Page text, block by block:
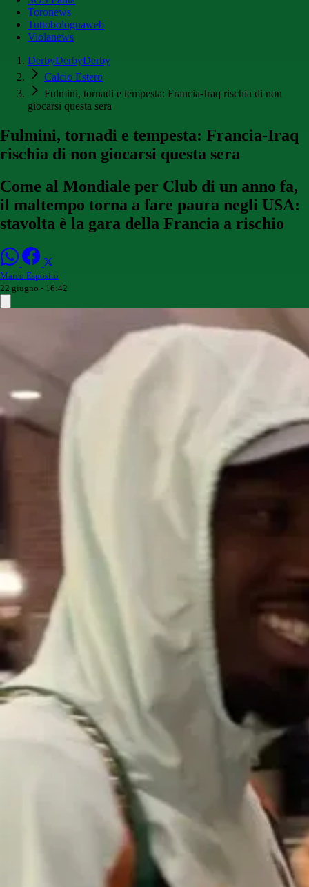
Toronews
Tuttobolognaweb
Violanews
DerbyDerbyDerby
Calcio Estero
Fulmini, tornadi e tempesta: Francia-Iraq rischia di non
giocarsi questa sera
Fulmini, tornadi e tempesta: Francia-Iraq
rischia di non giocarsi questa sera
Come al Mondiale per Club di un anno fa,
il maltempo torna a fare paura negli USA:
stavolta è la gara della Francia a rischio
Marco Esposito
22 giugno - 16:42